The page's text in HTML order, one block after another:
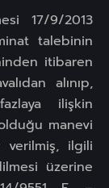
17/9/2013
talebinin
itibaren
alınıp,
ilişkin
manevi
verilmiş, ilgili
üzerine